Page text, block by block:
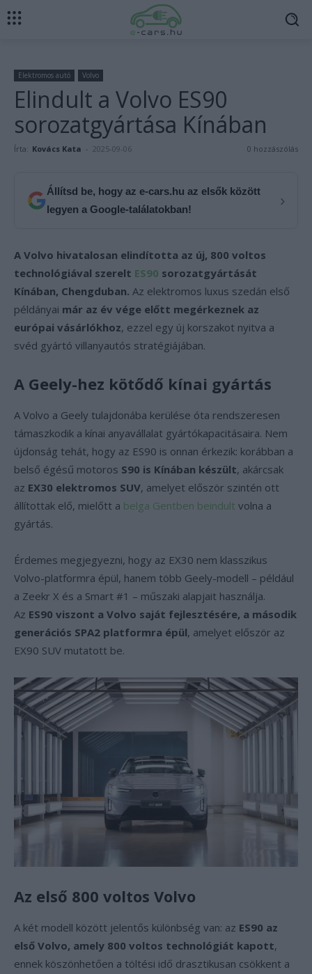
Elektromos autó Volvo
Elindult a Volvo ES90
sorozatgyártása Kínában
Írta: Kovács Kata - 2025-09-06 0 hozzászólás
Állítsd be, hogy az e-cars.hu az elsők között
legyen a Google-találatokban!
›
A Volvo hivatalosan elindította az új, 800 voltos
technológiával szerelt ES90 sorozatgyártását
Kínában, Chengduban. Az elektromos luxus szedán első
példányai már az év vége előtt megérkeznek az
európai vásárlókhoz, ezzel egy új korszakot nyitva a
svéd gyártó villanyautós stratégiájában.
A Geely-hez kötődő kínai gyártás
A Volvo a Geely tulajdonába kerülése óta rendszeresen
támaszkodik a kínai anyavállalat gyártókapacitásaira. Nem
újdonság tehát, hogy az ES90 is onnan érkezik: korábban a
belső égésű motoros S90 is Kínában készült, akárcsak
az EX30 elektromos SUV, amelyet először szintén ott
állítottak elő, mielőtt a belga Gentben beindult volna a
gyártás.
Érdemes megjegyezni, hogy az EX30 nem klasszikus
Volvo-platformra épül, hanem több Geely-modell – például
a Zeekr X és a Smart #1 – műszaki alapjait használja.
Az ES90 viszont a Volvo saját fejlesztésére, a második
generációs SPA2 platformra épül, amelyet először az
EX90 SUV mutatott be.
Az első 800 voltos Volvo
A két modell között jelentős különbség van: az ES90 az
első Volvo, amely 800 voltos technológiát kapott,
ennek köszönhetően a töltési idő drasztikusan csökkent a